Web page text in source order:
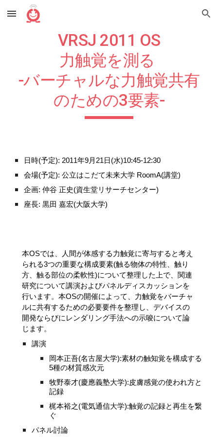
Skip to main content Skip to navigation
VRSJ 201 1 OS
力触覚を測る
-バーチャルな力触覚共有
のための3要素-
日時(予定): 2011年9月21日(水)10:45-12:30
会場(予定): 公立はこだて未来大学 RoomA(講堂)
企画: 仲谷 正史(資生堂リサーチセンター)
座長: 黒田 嘉宏(大阪大学)
本OSでは、人間が体感する力触覚に寄与すると考え
られる3つの重要な構成要素(触る物体の特性、触り
方、触る部位の柔軟性)について整理した上で、関連
研究について講演およびパネルディスカッションを
行います。本OSの開催によって、力触覚をバーチャ
ルに共有するための必要要件を整理し、デバイスの
開発ならびにレンダリング手法への示唆について論
じます。
講演
岡本正吾(名古屋大学):素材の触知覚を構成する
5種の材質感次元
牧野泰才(慶應義塾大学):皮膚感覚の使われ方と
記録
梶本裕之(電気通信大学):触覚の記録と再生を繋
ぐ
パネル討論